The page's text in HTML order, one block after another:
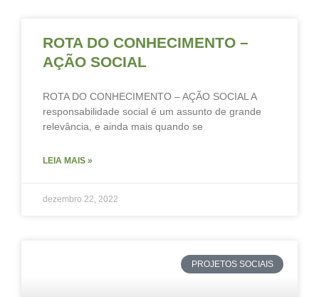
ROTA DO CONHECIMENTO –
AÇÃO SOCIAL
ROTA DO CONHECIMENTO – AÇÃO SOCIAL A
responsabilidade social é um assunto de grande
relevância, e ainda mais quando se
LEIA MAIS »
dezembro 22, 2022
PROJETOS SOCIAIS